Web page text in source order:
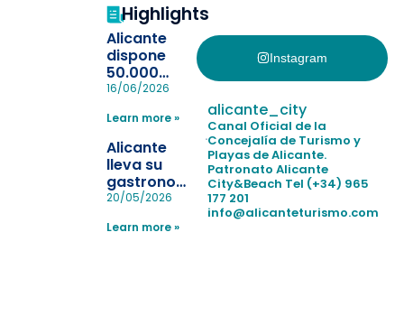
Highlights
Alicante
dispone
50.000
pulseras
la
pérdida de niños
en las
playas y
realiza con
éxito un
simulacro de socorrismo
16/06/2026
Learn more »
Alicante
lleva su
gastronomía
a Madrid
reforzar el
20/05/2026
Learn more »
Instagram
alicante_city
Canal Oficial de la
Concejalía de Turismo y
Playas de Alicante.
Patronato Alicante
City&Beach Tel (+34) 965
177 201
info@alicanteturismo.com